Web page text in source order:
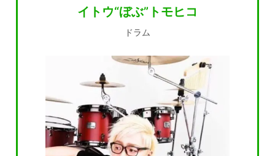
イトウ“ぼぶ”トモヒコ
ドラム